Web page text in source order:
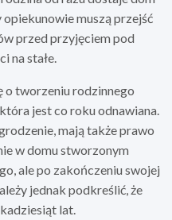
opiekunowie muszą przejść
przed przyjęciem pod
na stałe.
o tworzeniu rodzinnego
jest co roku odnawiana.
mają także prawo
w domu stworzonym
ale po zakończeniu swojej
jednak podkreślić, że
lat.